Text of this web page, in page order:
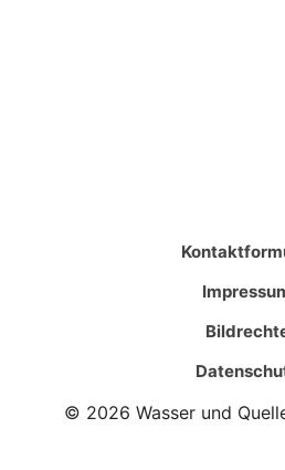
© 2026 Wasser und